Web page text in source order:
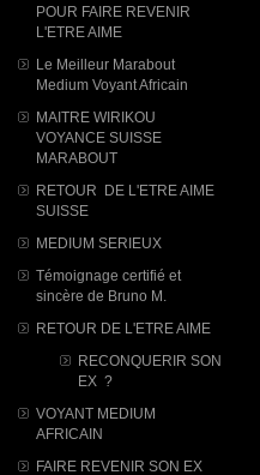
POUR FAIRE REVENIR
L'ETRE AIME
Le Meilleur Marabout
Medium Voyant Africain
MAITRE WIRIKOU
VOYANCE SUISSE
MARABOUT
RETOUR DE L'ETRE AIME
SUISSE
MEDIUM SERIEUX
Témoignage certifié et
sincère de Bruno M.
RETOUR DE L'ETRE AIME
RECONQUERIR SON
EX ?
VOYANT MEDIUM
AFRICAIN
FAIRE REVENIR SON EX